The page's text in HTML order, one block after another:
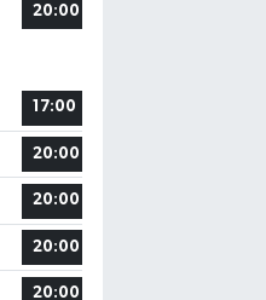
20:00
17:00
20:00
20:00
20:00
20:00